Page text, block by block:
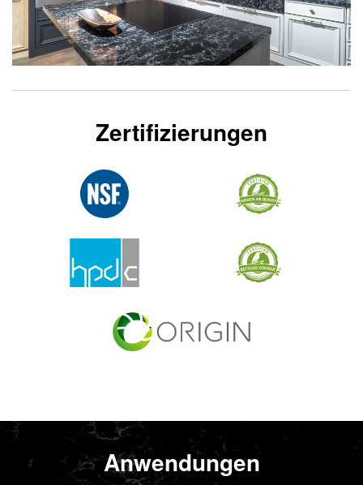
Zertifizierungen
Anwendungen